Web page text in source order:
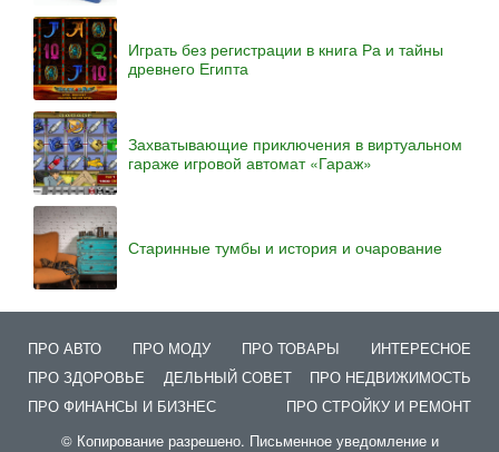
Играть без регистрации в книга Ра и тайны
древнего Египта
Захватывающие приключения в виртуальном
гараже игровой автомат «Гараж»
Старинные тумбы и история и очарование
ПРО АВТО ПРО МОДУ ПРО ТОВАРЫ
ИНТЕРЕСНОЕ
ПРО ЗДОРОВЬЕ
ДЕЛЬНЫЙ СОВЕТ
ПРО НЕДВИЖИМОСТЬ
ПРО ФИНАНСЫ И БИЗНЕС
ПРО СТРОЙКУ И РЕМОНТ
© Копирование разрешено. Письменное уведомление и